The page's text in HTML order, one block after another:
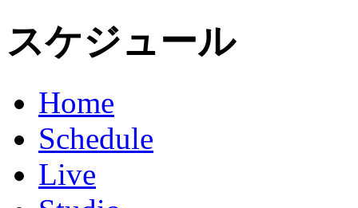
スケジュール
Home
Schedule
Live